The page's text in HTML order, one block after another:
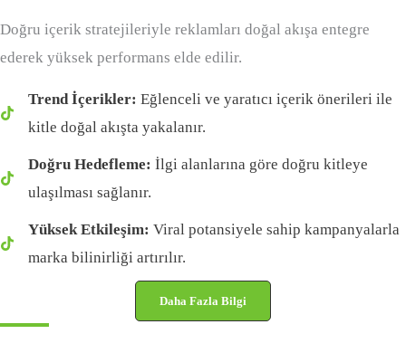
Doğru içerik stratejileriyle reklamları doğal akışa entegre
ederek yüksek performans elde edilir.
Trend İçerikler: Eğlenceli ve yaratıcı içerik önerileri ile
kitle doğal akışta yakalanır.
Doğru Hedefleme: İlgi alanlarına göre doğru kitleye
ulaşılması sağlanır.
Yüksek Etkileşim: Viral potansiyele sahip kampanyalarla
marka bilinirliği artırılır.
Daha Fazla Bilgi